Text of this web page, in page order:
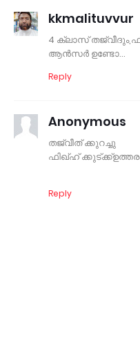
kkmalituvvur
4 ക്ലാസ്
ആൻസർ ഉണ്ടോ...
Reply
Anonymous
തജ്‌വീത് ക്കുറച്ചു
ഫിഖ്ഹ്
Reply